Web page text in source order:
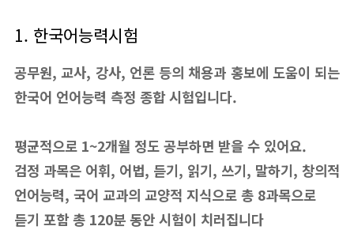
1. 한국어능력시험
공무원, 교사, 강사, 언론 등의 채용과 홍보에 도움이 되는
한국어 언어능력 측정 종합 시험입니다.
평균적으로 1~2개월 정도 공부하면 받을 수 있어요.
검정 과목은 어휘, 어법, 듣기, 읽기, 쓰기, 말하기, 창의적
언어능력, 국어 교과의 교양적 지식으로 총 8과목으로
듣기 포함 총 120분 동안 시험이 치러집니다